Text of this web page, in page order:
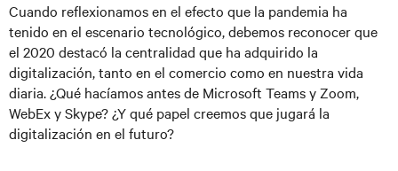
Cuando reflexionamos en el efecto que la pandemia ha
tenido en el escenario tecnológico, debemos reconocer que
el 2020 destacó la centralidad que ha adquirido la
digitalización, tanto en el comercio como en nuestra vida
diaria. ¿Qué hacíamos antes de Microsoft Teams y Zoom,
WebEx y Skype? ¿Y qué papel creemos que jugará la
digitalización en el futuro?